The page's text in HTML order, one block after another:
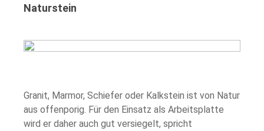
Naturstein
Granit, Marmor, Schiefer oder Kalkstein ist von Natur
aus offenporig. Für den Einsatz als Arbeitsplatte
wird er daher auch gut versiegelt, spricht